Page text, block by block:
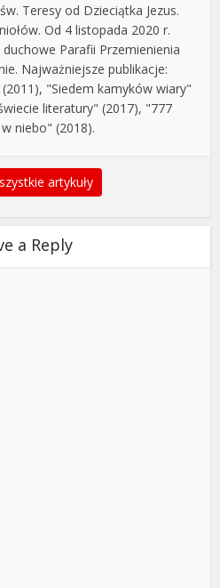
Teresy od Dzieciątka Jezus.
Od 4 listopada 2020 r.
Parafii Przemienienia
Najważniejsze publikacje:
"Siedem kamyków wiary"
literatury" (2017), "777
niebo" (2018).
artykuły
a Reply